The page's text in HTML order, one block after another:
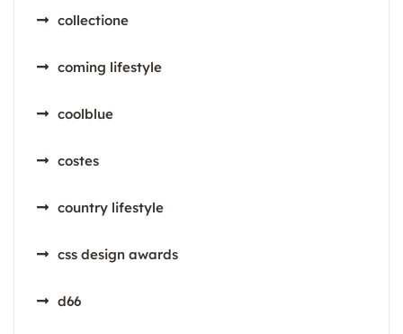
collectione
coming lifestyle
coolblue
costes
country lifestyle
css design awards
d66